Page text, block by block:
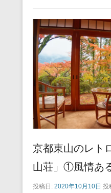
b
o
o
k
京都東山のレト
山荘」①風情あ
投稿日: 2020年10月10日 投